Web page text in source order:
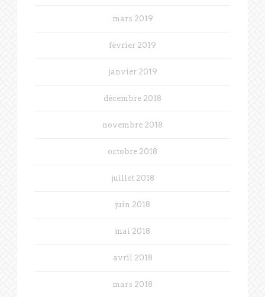
mars 2019
février 2019
janvier 2019
décembre 2018
novembre 2018
octobre 2018
juillet 2018
juin 2018
mai 2018
avril 2018
mars 2018